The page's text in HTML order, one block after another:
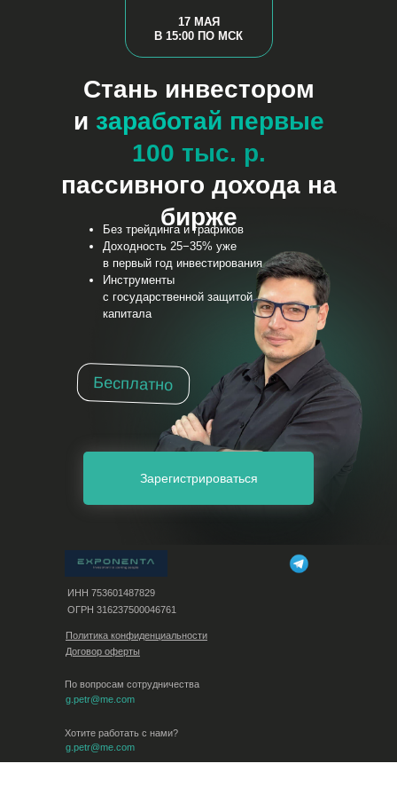
Стань инвестором
и заработай первые
100 тыс. р.
пассивного дохода на
бирже
Зарегистрироваться
17 МАЯ
В 15:00 ПО МСК
Без трейдинга и графиков
Доходность 25−35% уже
в первый год инвестирования
Инструменты
с государственной защитой
капитала
Бесплатно
ИНН 753601487829
ОГРН 316237500046761
Политика конфиденциальности
Договор оферты
По вопросам сотрудничества
g.petr@me.com
Хотите работать с нами?
g.petr@me.com